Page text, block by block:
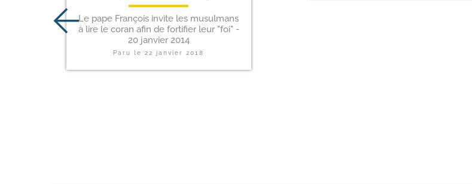
Le pape François invite les musulmans
à lire le coran afin de fortifier leur "foi" -
20 janvier 2014
Paru le22 janvier 2018